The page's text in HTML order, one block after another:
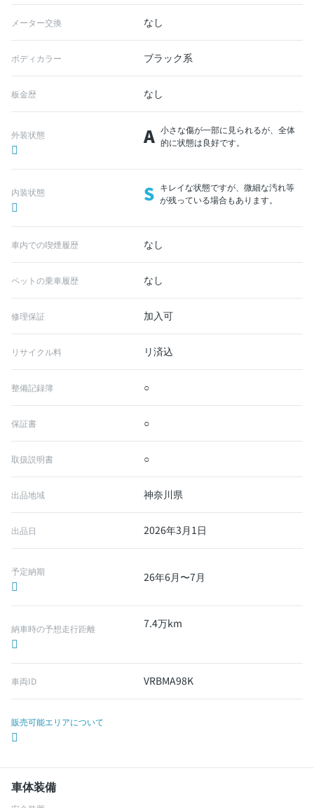
メーター交換 なし
ボディカラー ブラック系
板金歴 なし
外装状態 A 小さな傷が一部に見られるが、全体
的に状態は良好です。
内装状態 S キレイな状態ですが、微細な汚れ等
が残っている場合もあります。
車内での喫煙履歴 なし
ペットの乗車履歴 なし
修理保証 加入可
リサイクル料 リ済込
整備記録簿 ○
保証書 ○
取扱説明書 ○
出品地域 神奈川県
出品日 2026年3月1日
予定納期 26年6月〜7月
納車時の予想走行距離 7.4万km
車両ID VRBMA98K
販売可能エリアについて
車体装備